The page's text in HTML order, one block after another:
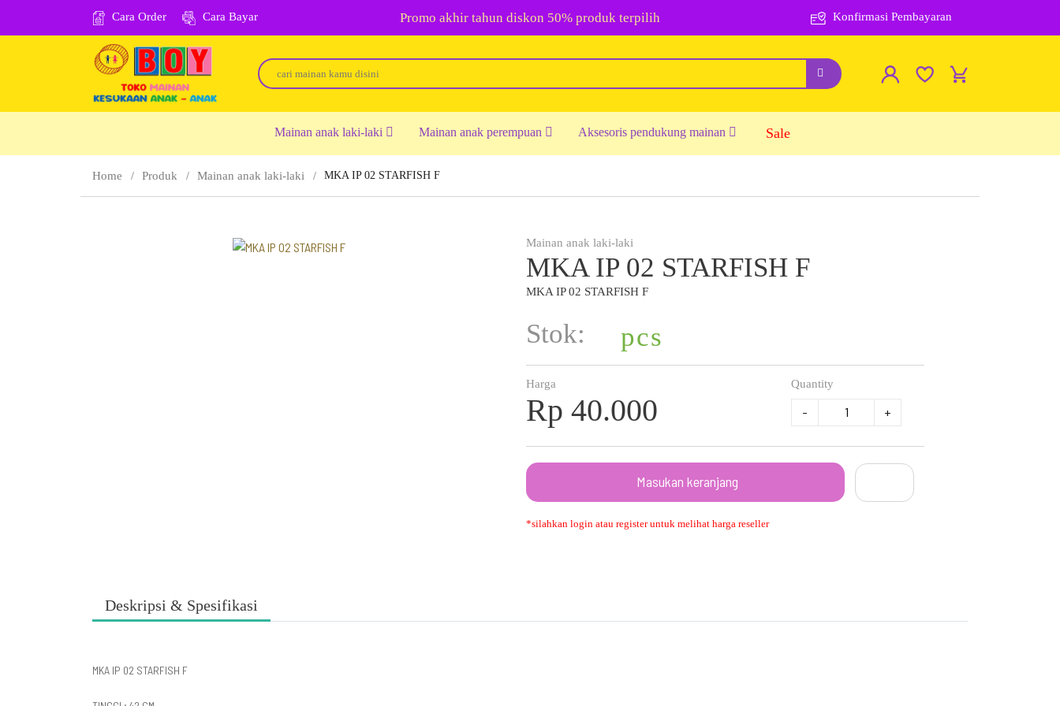
Cara Order Cara Bayar Promo akhir tahun diskon 50% produk terpilih Konfirmasi Pembayaran
Mainan anak laki-laki Mainan anak perempuan Aksesoris pendukung mainan Sale
Home Produk Mainan anak laki-laki MKA IP 02 STARFISH F
Mainan anak laki-laki
MKA IP 02 STARFISH F
MKA IP 02 STARFISH F
Stok: pcs
Harga
Rp 40.000
Quantity
- +
Masukan keranjang
*silahkan login atau register untuk melihat harga reseller
Deskripsi & Spesifikasi
MKA IP 02 STARFISH F